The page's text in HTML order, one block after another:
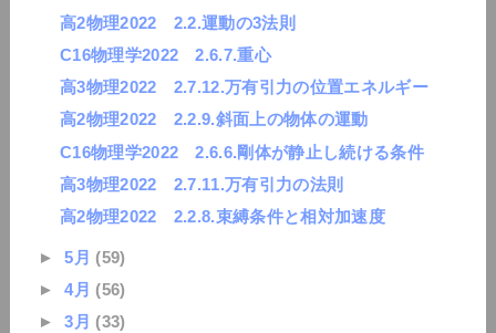
高2物理2022 2.2.運動の3法則
C16物理学2022 2.6.7.重心
高3物理2022 2.7.12.万有引力の位置エネルギー
高2物理2022 2.2.9.斜面上の物体の運動
C16物理学2022 2.6.6.剛体が静止し続ける条件
高3物理2022 2.7.11.万有引力の法則
高2物理2022 2.2.8.束縛条件と相対加速度
►5月 (59)
►4月 (56)
►3月 (33)